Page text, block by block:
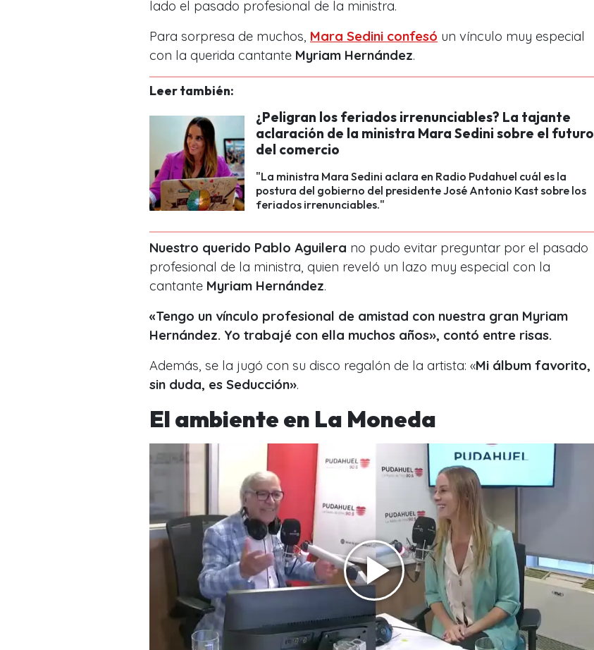
lado el pasado profesional de la ministra.
Para sorpresa de muchos, Mara Sedini confesó un vínculo muy especial
con la querida cantante Myriam Hernández.
Leer también:
¿Peligran los feriados irrenunciables? La tajante
aclaración de la ministra Mara Sedini sobre el futuro
del comercio
"La ministra Mara Sedini aclara en Radio Pudahuel cuál es la
postura del gobierno del presidente José Antonio Kast sobre los
feriados irrenunciables."
Nuestro querido Pablo Aguilera no pudo evitar preguntar por el pasado
profesional de la ministra, quien reveló un lazo muy especial con la
cantante Myriam Hernández.
«Tengo un vínculo profesional de amistad con nuestra gran Myriam
Hernández. Yo trabajé con ella muchos años», contó entre risas.
Además, se la jugó con su disco regalón de la artista: «Mi álbum favorito,
sin duda, es Seducción».
El ambiente en La Moneda